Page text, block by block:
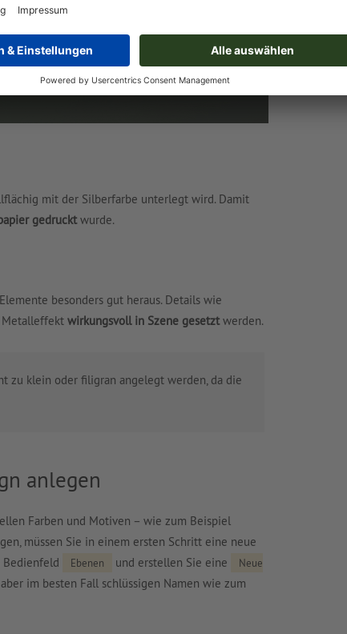
mit der Silberfarbe unterlegt wird. Damit
gedruckt wurde.
besonders gut heraus. Details wie
wirkungsvoll in Szene gesetzt werden.
zu klein oder filigran angelegt werden, da die
anlegen
Farben und Motiven – wie zum Beispiel
müssen Sie in einem ersten Schritt eine neue
Bedienfeld
Ebenen und erstellen Sie eine
Neue
im besten Fall schlüssigen Namen wie zum